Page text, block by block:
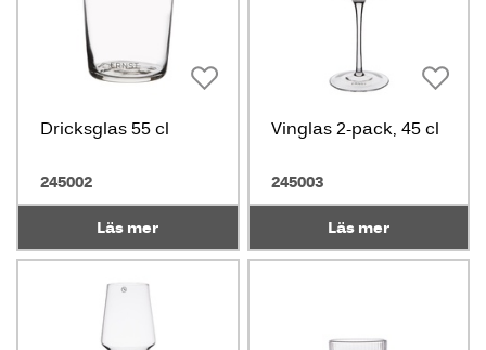
Dricksglas 55 cl
245002
Läs mer
Vinglas 2-pack, 45 cl
245003
Läs mer